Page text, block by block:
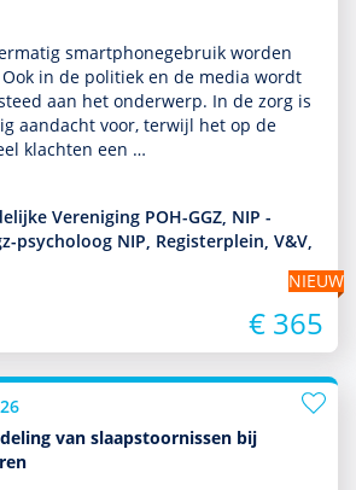
smartphonegebruik worden
in de politiek en de media wordt
aan het onder­werp. In de zorg is
aan­dacht voor, terwijl het op de
klachten een …
Vereniging POH-GGZ, NIP -
psycholoog NIP, Registerplein, V&V,
NIEUW
€ 365
van slaapstoornissen bij